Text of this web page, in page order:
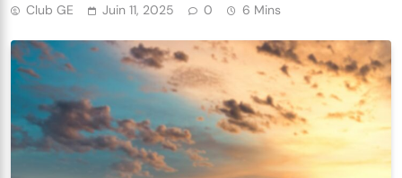
Club GE Juin 11, 2025 0 6 Mins